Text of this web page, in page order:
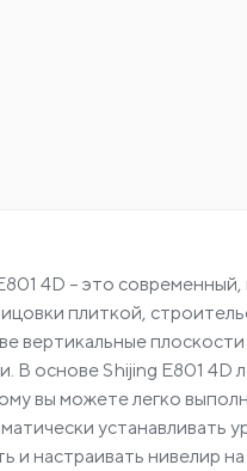
4D – это
плиткой,
вертикальные
В основе Shijing E801
вы можете легко
и настраивать нивелир